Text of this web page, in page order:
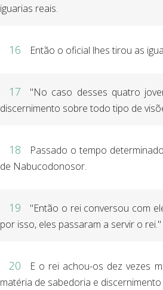
iguarias reais.
16 Então o oficial lhes tirou as
17
"No caso desses quatro
discernimento sobre todo tipo de
18
Passado o tempo
de Nabucodonosor.
19
"Então o rei conversou com
por isso, eles passaram a servir o rei."
20
E o rei achou-os dez vezes
matéria de sabedoria e